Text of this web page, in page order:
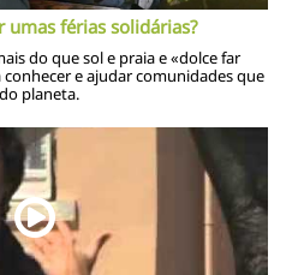
umas férias solidárias?
do que sol e praia e «dolce far
e ajudar comunidades que
planeta.